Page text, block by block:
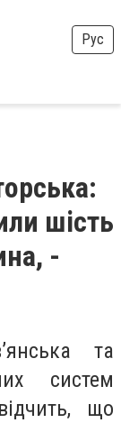
Рус
шість
-
та
систем
що